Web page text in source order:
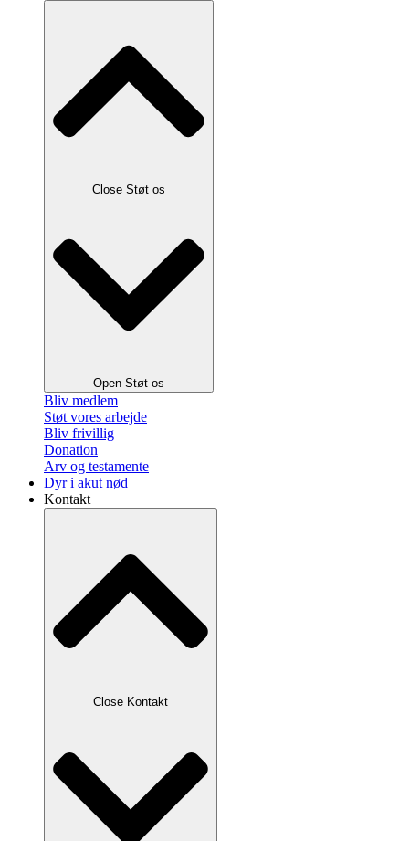
Close Støt os
Open Støt os
Bliv medlem
Støt vores arbejde
Bliv frivillig
Donation
Arv og testamente
Dyr i akut nød
Kontakt
Close Kontakt